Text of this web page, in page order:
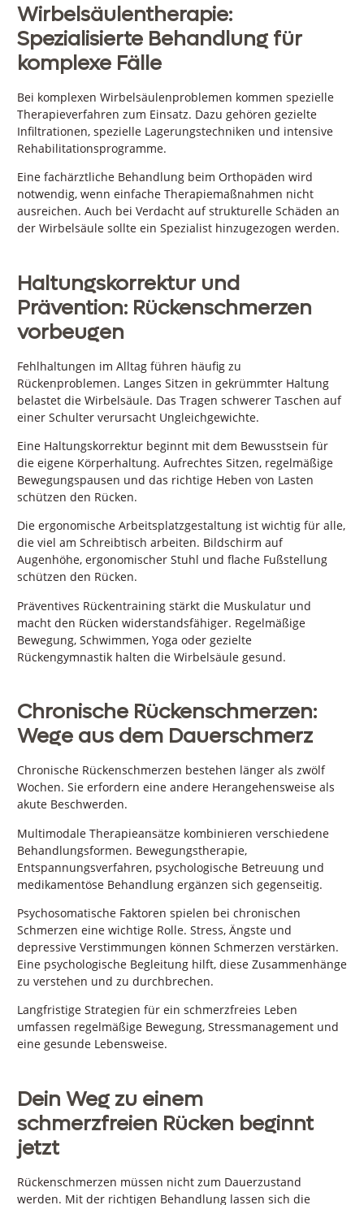
Wirbelsäulentherapie:
Spezialisierte Behandlung für
komplexe Fälle
Bei komplexen Wirbelsäulenproblemen kommen spezielle
Therapieverfahren zum Einsatz. Dazu gehören gezielte
Infiltrationen, spezielle Lagerungstechniken und intensive
Rehabilitationsprogramme.
Eine fachärztliche Behandlung beim Orthopäden wird
notwendig, wenn einfache Therapiemaßnahmen nicht
ausreichen. Auch bei Verdacht auf strukturelle Schäden an
der Wirbelsäule sollte ein Spezialist hinzugezogen werden.
Haltungskorrektur und
Prävention: Rückenschmerzen
vorbeugen
Fehlhaltungen im Alltag führen häufig zu
Rückenproblemen. Langes Sitzen in gekrümmter Haltung
belastet die Wirbelsäule. Das Tragen schwerer Taschen auf
einer Schulter verursacht Ungleichgewichte.
Eine Haltungskorrektur beginnt mit dem Bewusstsein für
die eigene Körperhaltung. Aufrechtes Sitzen, regelmäßige
Bewegungspausen und das richtige Heben von Lasten
schützen den Rücken.
Die ergonomische Arbeitsplatzgestaltung ist wichtig für alle,
die viel am Schreibtisch arbeiten. Bildschirm auf
Augenhöhe, ergonomischer Stuhl und flache Fußstellung
schützen den Rücken.
Präventives Rückentraining stärkt die Muskulatur und
macht den Rücken widerstandsfähiger. Regelmäßige
Bewegung, Schwimmen, Yoga oder gezielte
Rückengymnastik halten die Wirbelsäule gesund.
Chronische Rückenschmerzen:
Wege aus dem Dauerschmerz
Chronische Rückenschmerzen bestehen länger als zwölf
Wochen. Sie erfordern eine andere Herangehensweise als
akute Beschwerden.
Multimodale Therapieansätze kombinieren verschiedene
Behandlungsformen. Bewegungstherapie,
Entspannungsverfahren, psychologische Betreuung und
medikamentöse Behandlung ergänzen sich gegenseitig.
Psychosomatische Faktoren spielen bei chronischen
Schmerzen eine wichtige Rolle. Stress, Ängste und
depressive Verstimmungen können Schmerzen verstärken.
Eine psychologische Begleitung hilft, diese Zusammenhänge
zu verstehen und zu durchbrechen.
Langfristige Strategien für ein schmerzfreies Leben
umfassen regelmäßige Bewegung, Stressmanagement und
eine gesunde Lebensweise.
Dein Weg zu einem
schmerzfreien Rücken beginnt
jetzt
Rückenschmerzen müssen nicht zum Dauerzustand
werden. Mit der richtigen Behandlung lassen sich die